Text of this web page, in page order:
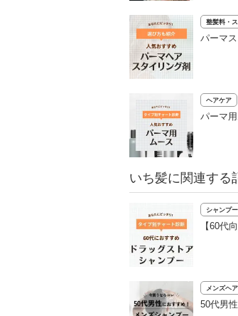
整髪料・
パーマ
ヘアケア
パーマ
いち髪に関連する
シャンプ
【60代
メンズヘ
50代男